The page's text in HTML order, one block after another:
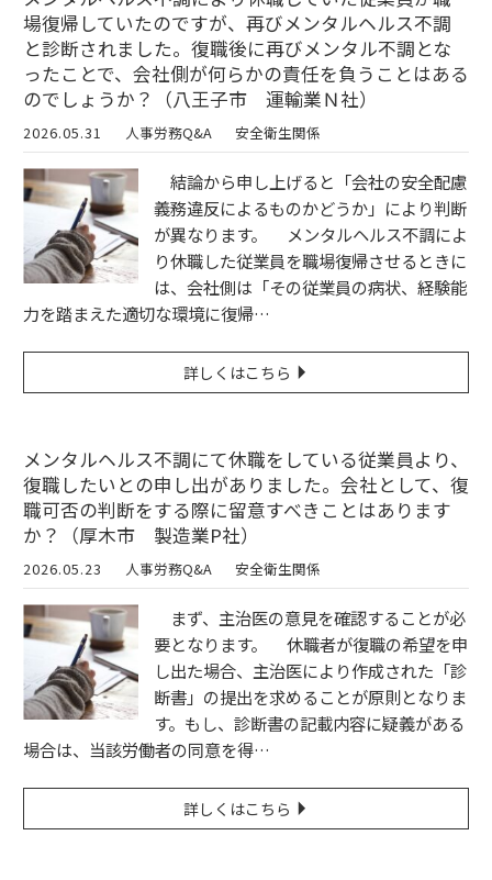
場復帰していたのですが、再びメンタルヘルス不調
と診断されました。復職後に再びメンタル不調とな
ったことで、会社側が何らかの責任を負うことはある
のでしょうか？（八王子市 運輸業Ｎ社）
2026.05.31 人事労務Q&A 安全衛生関係
結論から申し上げると「会社の安全配慮
義務違反によるものかどうか」により判断
が異なります。 メンタルヘルス不調によ
り休職した従業員を職場復帰させるときに
は、会社側は「その従業員の病状、経験能
力を踏まえた適切な環境に復帰…
詳しくはこちら
メンタルヘルス不調にて休職をしている従業員より、
復職したいとの申し出がありました。会社として、復
職可否の判断をする際に留意すべきことはあります
か？（厚木市 製造業P社）
2026.05.23 人事労務Q&A 安全衛生関係
まず、主治医の意見を確認することが必
要となります。 休職者が復職の希望を申
し出た場合、主治医により作成された「診
断書」の提出を求めることが原則となりま
す。もし、診断書の記載内容に疑義がある
場合は、当該労働者の同意を得…
詳しくはこちら